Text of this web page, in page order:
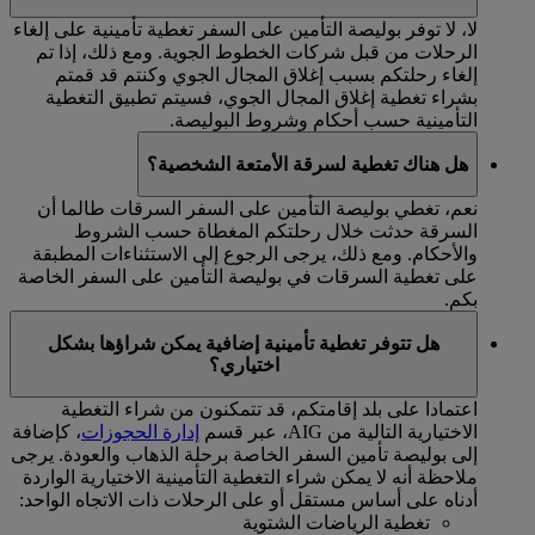
لا، لا توفر بوليصة التأمين على السفر تغطية تأمينية على إلغاء
الرحلات من قبل شركات الخطوط الجوية. ومع ذلك، إذا تم
إلغاء رحلتكم بسبب إغلاق المجال الجوي وكنتم قد قمتم
بشراء تغطية إغلاق المجال الجوي، فسيتم تطبيق التغطية
التأمينية حسب أحكام وشروط البوليصة.
هل هناك تغطية لسرقة الأمتعة الشخصية؟
نعم، تغطي بوليصة التأمين على السفر السرقات طالما أن
السرقة حدثت خلال رحلتكم المغطاة حسب الشروط
والأحكام. ومع ذلك، يرجى الرجوع إلى الاستثناءات المطبقة
على تغطية السرقات في بوليصة التأمين على السفر الخاصة
بكم.
هل تتوفر تغطية تأمينية إضافية يمكن شراؤها بشكل
اختياري؟
اعتمادا على بلد إقامتكم، قد تتمكنون من شراء التغطية
الاختيارية التالية من AIG، عبر قسم
إدارة الحجوزات، كإضافة
إلى بوليصة تأمين السفر الخاصة برحلة الذهاب والعودة. يرجى
ملاحظة أنه لا يمكن شراء التغطية التأمينية الاختيارية الواردة
أدناه على أساس مستقل أو على الرحلات ذات الاتجاه الواحد:
تغطية الرياضات الشتوية